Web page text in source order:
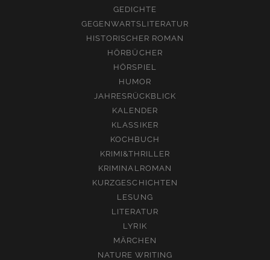
GEDICHTE
GEGENWARTSLITERATUR
HISTORISCHER ROMAN
HÖRBÜCHER
HÖRSPIEL
HUMOR
JAHRESRÜCKBLICK
KALENDER
KLASSIKER
KOCHBUCH
KRIMI&THRILLER
KRIMINALROMAN
KURZGESCHICHTEN
LESUNG
LITERATUR
LYRIK
MÄRCHEN
NATURE WRITING